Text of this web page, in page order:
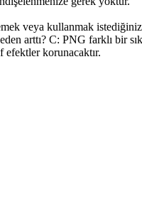
veya kullanmak
C: PNG farklı bir
efektler korunacaktır.